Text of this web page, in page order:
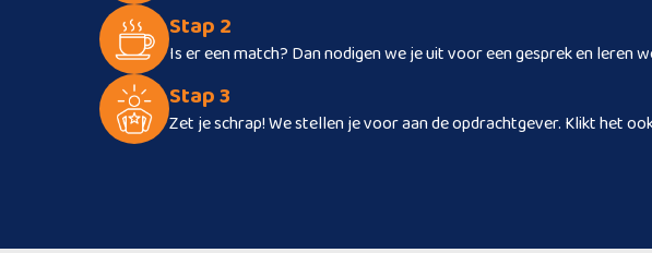
Stap 2
Is er een match? Dan nodigen we je uit voor een gesprek en leren
Stap 3
Zet je schrap! We stellen je voor aan de opdrachtgever. Klikt het